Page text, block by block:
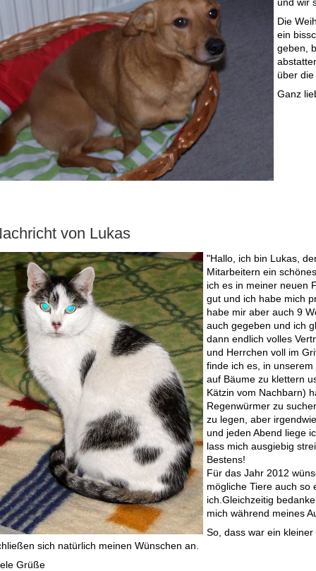
Die
ein
geben,
über
Ganz
von Lukas
"Hallo, ich bin Lukas,
Mitarbeitern ein
ich es in meiner neuen
gut und ich habe mich
habe mir aber auch 9
auch gegeben und ich
dann endlich volles
und Herrchen voll im
finde ich es, in
auf Bäume zu klettern
Kätzin vom Nachbarn)
Regenwürmer zu
zu legen, aber
und jeden Abend liege
lass mich ausgiebig
Bestens!
Für das Jahr 2012
mögliche Tiere auch so
ich.Gleichzeitig
mich während meines
So, dass war ein
sich natürlich meinen Wünschen an.
Grüße